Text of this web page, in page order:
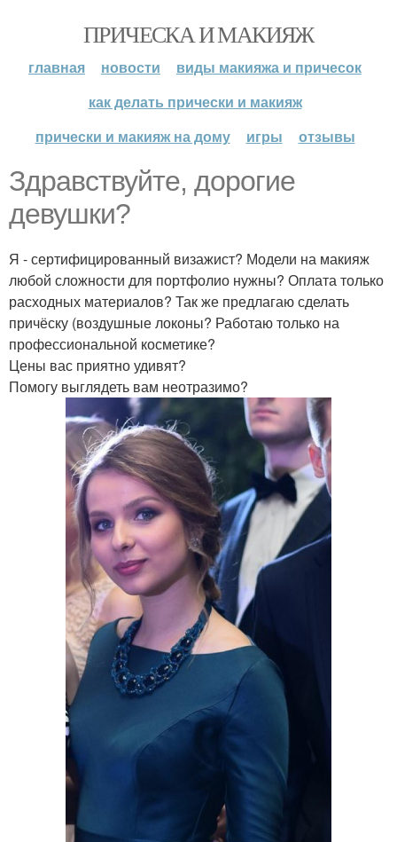
ПРИЧЕСКА И МАКИЯЖ
главная новости
виды макияжа и причесок
как делать прически и макияж
прически и макияж на дому
игры отзывы
Здравствуйте, дорогие
девушки?
Я - сертифицированный визажист? Модели на макияж
любой сложности для портфолио нужны? Оплата только
расходных материалов? Так же предлагаю сделать
причёску (воздушные локоны? Работаю только на
профессиональной косметике?
Цены вас приятно удивят?
Помогу выглядеть вам неотразимо?